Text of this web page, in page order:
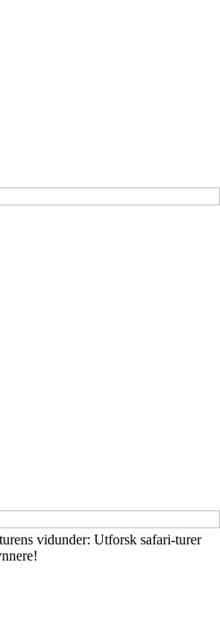
vidunder: Utforsk safari-turer